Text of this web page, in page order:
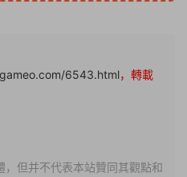
6543.html，轉載
，但并不代表本站贊同其觀點和